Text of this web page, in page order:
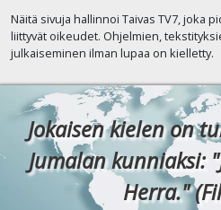
Näitä sivuja hallinnoi Taivas TV7, joka
liittyvät oikeudet. Ohjelmien,
julkaiseminen ilman lupaa on kielletty.
Jokaisen kielen on
Jumalan kunniaksi:
Herra."